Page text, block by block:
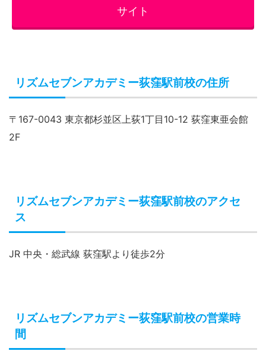
サイト
リズムセブンアカデミー荻窪駅前校の住所
〒167-0043 東京都杉並区上荻1丁目10-12 荻窪東亜会館
2F
リズムセブンアカデミー荻窪駅前校のアクセ
ス
JR 中央・総武線 荻窪駅より徒歩2分
リズムセブンアカデミー荻窪駅前校の営業時
間